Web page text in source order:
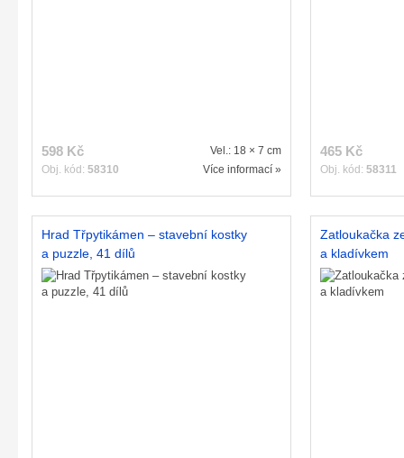
598 Kč
Obj. kód: 58310
Vel.: 18 × 7 cm
Více informací »
465 Kč
Obj. kód: 58311
Hrad Třpytikámen – stavební kostky
a puzzle, 41 dílů
Zatloukačka
a kladívkem